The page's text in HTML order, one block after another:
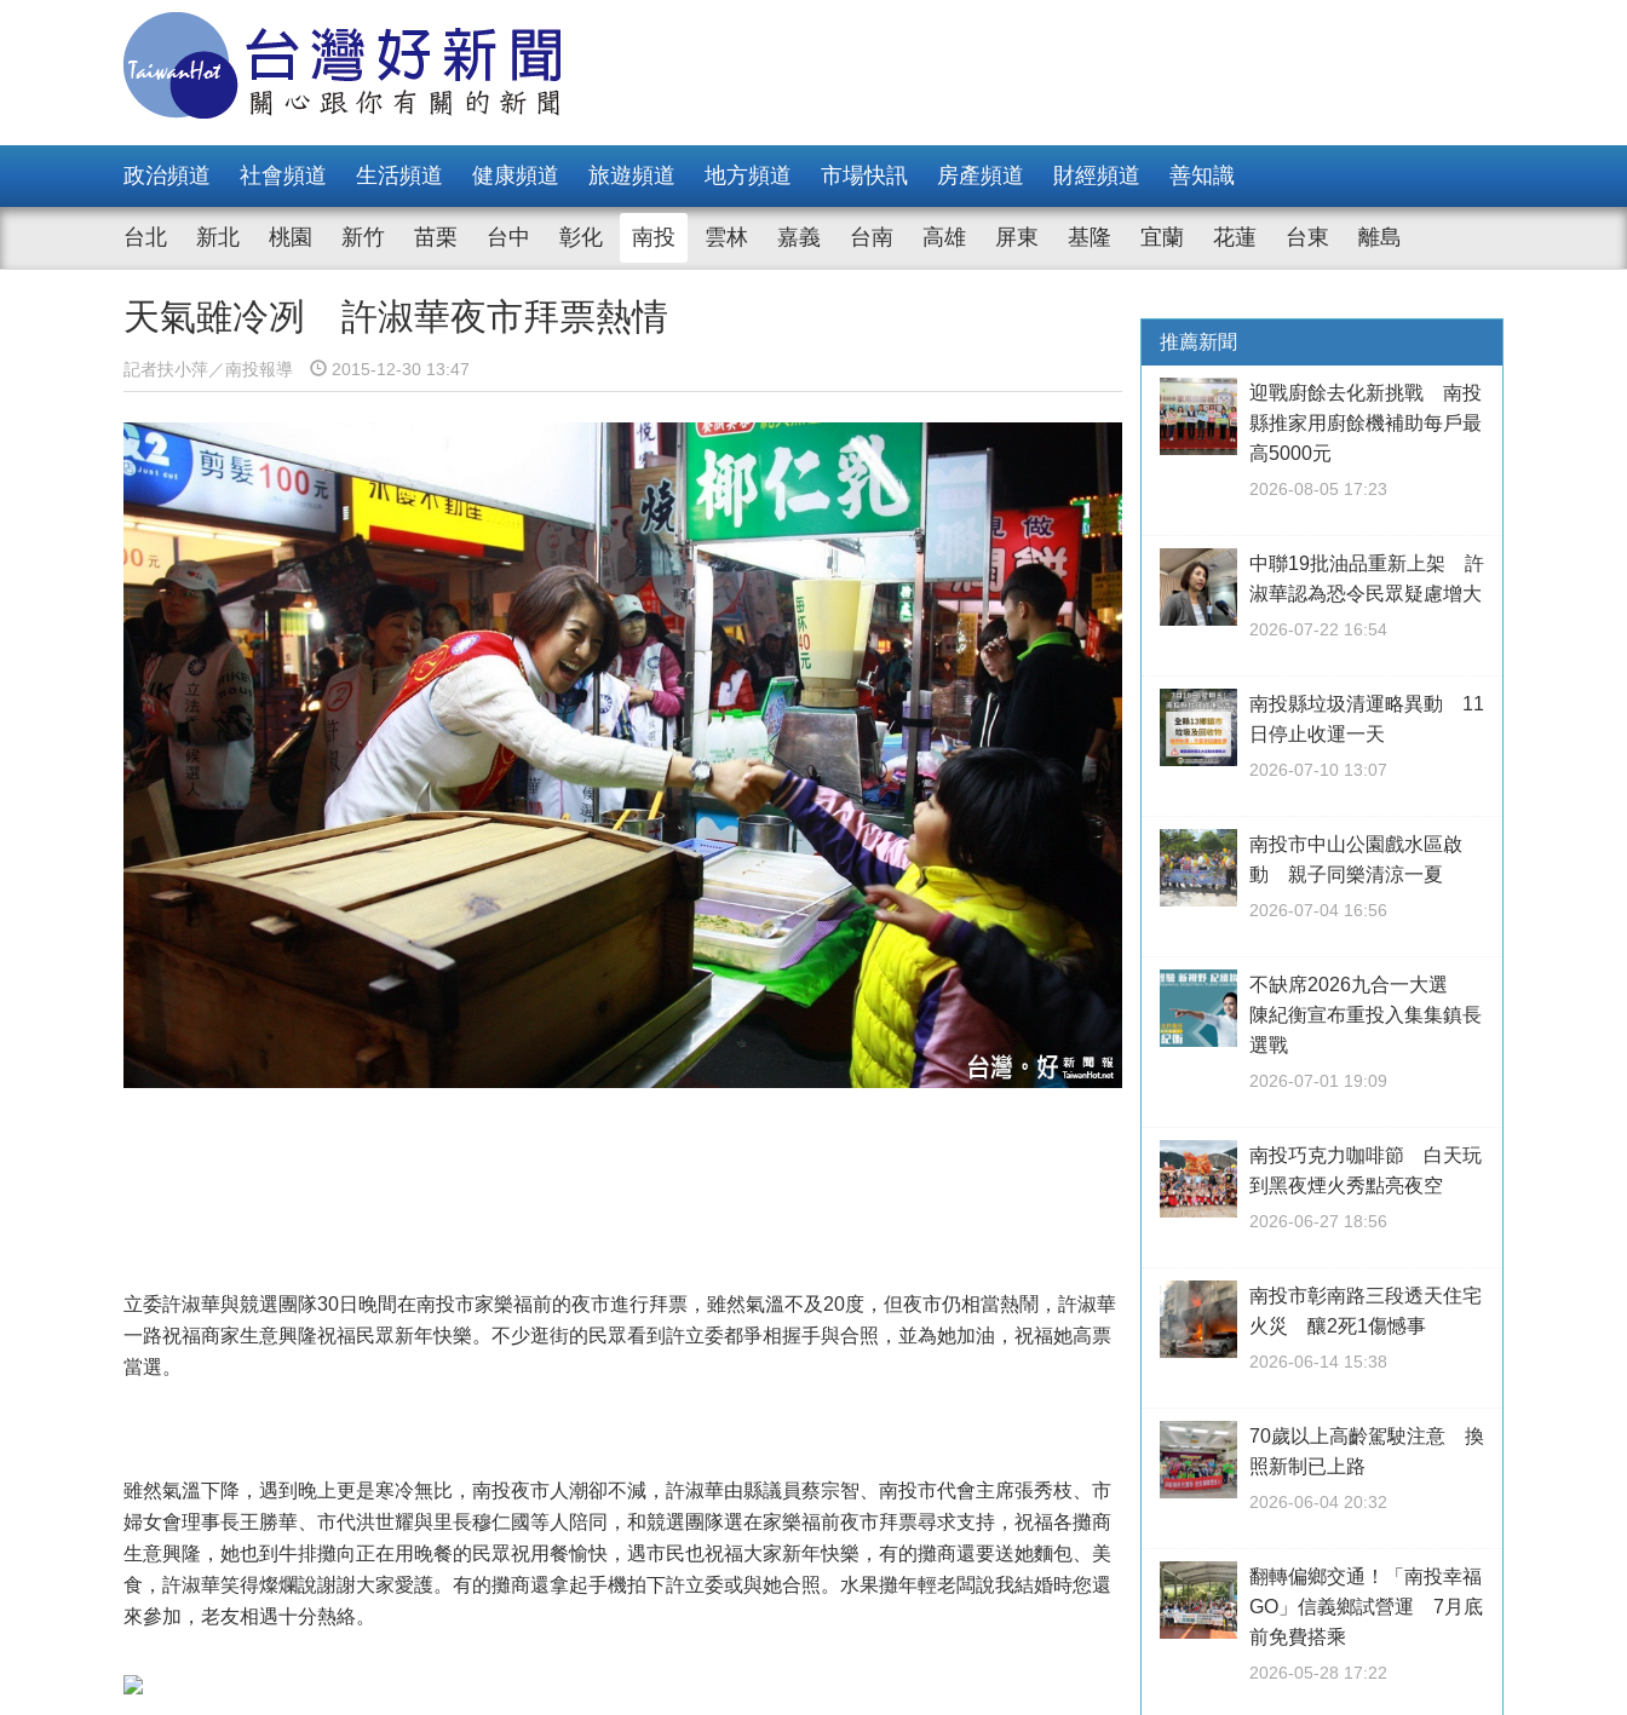
政治頻道 社會頻道 生活頻道 健康頻道 旅遊頻道 地方頻道 市場快訊 房產頻道 財經頻道 善知識
台北 新北 桃園 新竹 苗栗 台中 彰化 南投 雲林 嘉義 台南 高雄 屏東 基隆 宜蘭 花蓮 台東 離島
天氣雖冷冽 許淑華夜市拜票熱情
記者扶小萍／南投報導 2015-12-30 13:47
立委許淑華與競選團隊30日晚間在南投市家樂福前的夜市進行拜票，雖然氣溫不及20度，但夜市仍相當熱鬧，許淑華
一路祝福商家生意興隆祝福民眾新年快樂。不少逛街的民眾看到許立委都爭相握手與合照，並為她加油，祝福她高票
當選。
雖然氣溫下降，遇到晚上更是寒冷無比，南投夜市人潮卻不減，許淑華由縣議員蔡宗智、南投市代會主席張秀枝、市
婦女會理事長王勝華、市代洪世耀與里長穆仁國等人陪同，和競選團隊選在家樂福前夜市拜票尋求支持，祝福各攤商
生意興隆，她也到牛排攤向正在用晚餐的民眾祝用餐愉快，遇市民也祝福大家新年快樂，有的攤商還要送她麵包、美
食，許淑華笑得燦爛說謝謝大家愛護。有的攤商還拿起手機拍下許立委或與她合照。水果攤年輕老闆說我結婚時您還
來參加，老友相遇十分熱絡。
推薦新聞
迎戰廚餘去化新挑戰 南投
縣推家用廚餘機補助每戶最
高5000元
2026-08-05 17:23
中聯19批油品重新上架 許
淑華認為恐令民眾疑慮增大
2026-07-22 16:54
南投縣垃圾清運略異動 11
日停止收運一天
2026-07-10 13:07
南投市中山公園戲水區啟
動 親子同樂清涼一夏
2026-07-04 16:56
不缺席2026九合一大選
陳紀衡宣布重投入集集鎮長
選戰
2026-07-01 19:09
南投巧克力咖啡節 白天玩
到黑夜煙火秀點亮夜空
2026-06-27 18:56
南投市彰南路三段透天住宅
火災 釀2死1傷憾事
2026-06-14 15:38
70歲以上高齡駕駛注意 換
照新制已上路
2026-06-04 20:32
翻轉偏鄉交通！「南投幸福
GO」信義鄉試營運 7月底
前免費搭乘
2026-05-28 17:22